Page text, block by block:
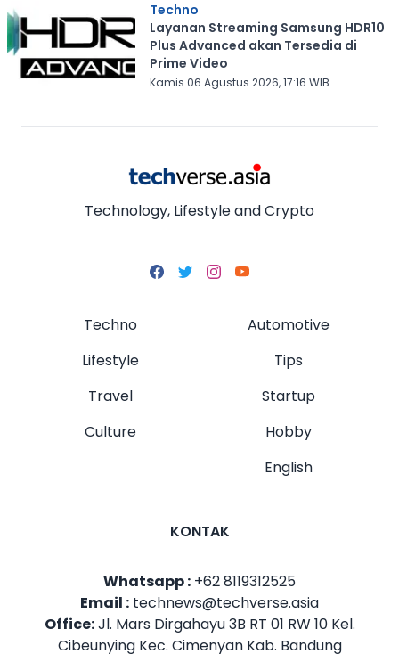
Techno
Layanan Streaming Samsung HDR10
Plus Advanced akan Tersedia di
Prime Video
Kamis 06 Agustus 2026, 17:16 WIB
Technology, Lifestyle and Crypto
Techno
Lifestyle
Travel
Culture
Automotive
Tips
Startup
Hobby
English
KONTAK
Whatsapp : +62 8119312525
Email : technews@techverse.asia
Office:Jl. Mars Dirgahayu 3B RT 01 RW 10 Kel.
Cibeunying Kec. Cimenyan Kab. Bandung